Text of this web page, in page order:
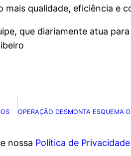
qualidade, eficiência e
que diariamente atua
nossa Política de Privacidade